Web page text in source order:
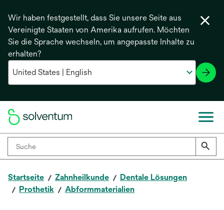
Wir haben festgestellt, dass Sie unsere Seite aus
Vereinigte Staaten von Amerika aufrufen. Möchten
Sie die Sprache wechseln, um angepasste Inhalte zu
erhalten?
Startseite Zahnheilkunde
Dentale Lösungen
Prothetik
Abformmaterialien